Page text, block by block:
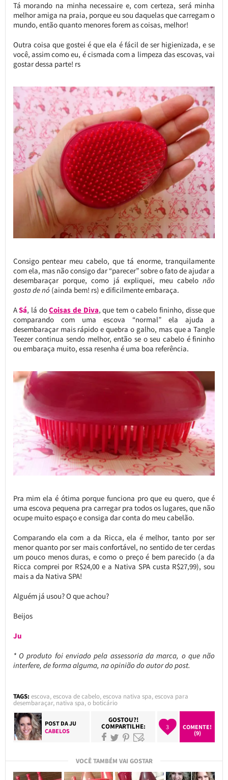
Tá morando na minha necessaire e, com certeza, será minha
melhor amiga na praia, porque eu sou daquelas que carregam o
mundo, então quanto menores forem as coisas, melhor!
Outra coisa que gostei é que ela é fácil de ser higienizada, e se
você, assim como eu, é cismada com a limpeza das escovas, vai
gostar dessa parte! rs
Consigo pentear meu cabelo, que tá enorme, tranquilamente
com ela, mas não consigo dar “parecer” sobre o fato de ajudar a
desembaraçar porque, como já expliquei, meu cabelonão
gosta de nó (ainda bem! rs) e dificilmente embaraça.
ASá, lá doCoisas de Diva, que tem o cabelo fininho, disse que
comparando com uma escova “normal” ela ajuda a
desembaraçar mais rápido e quebra o galho, mas que a Tangle
Teezer continua sendo melhor, então se o seu cabelo é fininho
ou embaraça muito, essa resenha é uma boa referência.
Pra mim ela é ótima porque funciona pro que eu quero, que é
uma escova pequena pra carregar pra todos os lugares, que não
ocupe muito espaço e consiga dar conta do meu cabelão.
Comparando ela com a da Ricca, ela é melhor, tanto por ser
menor quanto por ser mais confortável, no sentido de ter cerdas
um pouco menos duras, e como o preço é bem parecido (a da
Ricca comprei por R$24,00 e a Nativa SPA custa R$27,99), sou
mais a da Nativa SPA!
Alguém já usou? O que achou?
Beijos
Ju
* O produto foi enviado pela assessoria da marca, o que não
interfere, de forma alguma, na opinião do autor do post.
TAGS: escova,escova de cabelo,escova nativa spa,escova para
desembaraçar, nativa spa,o boticário
POST DAJU
CABELOS
GOSTOU?!
COMPARTILHE: 3
COMENTE!
(9)
VOCÊ TAMBÉM VAI GOSTAR